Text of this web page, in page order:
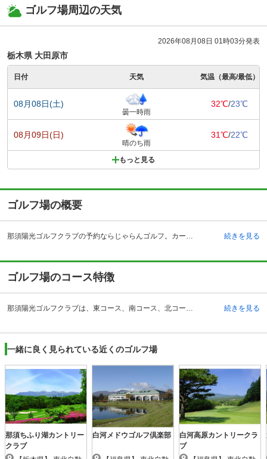
ゴルフ場周辺の天気
2026年08月08日 01時03分発表
栃木県 大田原市
日付 天気 気温（最高/最低）
08月08日(土)
曇一時雨
32℃/23℃
08月09日(日)
晴のち雨
31℃/22℃
もっと見る
ゴルフ場の概要
那須陽光ゴルフクラブの予約ならじゃらんゴルフ。カートの有無や利用税、キャンセル料、ナイター設備、駐車場などのコース情報はもちろん、口コミ、フォトギャラリーなどコースの難易度や攻略に役立つ情報充実、予約する度にポイントが貯まるのでお得にゴルフをお楽しみ頂けます。 那須陽光ゴルフクラブは、栃木県那須郡那須町にあり、東北自動車道那須インターチェンジより20キロメートル以内の場所に位置します。車以外でも電車で行くこともでき、その場合は東北新幹線那須塩原駅で下車し、ゴルフ場までは車で30分となりますが、便利な無料送迎のクラブバスもあるので、そちらを利用することもできます。バスは完全予約制となっていますので、事前の準備を忘れないようにしましょう。またゴルフ場の特徴としては、那須ならではの丘陵地帯の自然を生かしたコースが展開され、気候も穏やかでプレーのしやすさが魅力のひとつです。また、併設施設としてゴルフプレーをする方専用の宿泊施設も完備しており、泊まってゴルフを楽しむこともできます。 続きを見る
ゴルフ場のコース特徴
那須陽光ゴルフクラブは、東コース、南コース、北コースの3コースがあり、那須岳を見渡せ、自然も満喫できるホールの数は全部で27ホールになります。那須の丘陵地帯の自然を活かしたフェアウェイは広すぎず狭すぎず、チャレンジ精神をくすぐるハザードが点在し、非常にプレーしやすい環境となっています。コースレイアウトも、アップダウンも大きいものは少なく、フラットな地形の中に巧みにハザードを配置したつくりになっています。 リゾート感覚でカジュアルにゴルフを楽しむのも良し、アスリートゴルファーが攻めても良しと初心者から上級者まで、それぞれ個人のレベルに合わせて楽しめるものとなっており、多くのリピーターにも支持されています。 続きを見る
一緒に良く見られている近くのゴルフ場
那須ちふり湖カントリー
クラブ
白河メドウゴルフ倶楽部
白河高原カントリークラ
ブ